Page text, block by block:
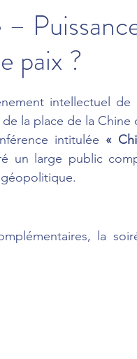
paix ?
intellectuel de
la place de la Chine
intitulée «
un large public
la